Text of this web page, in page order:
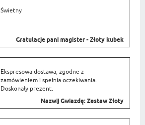
Świetny
Gratulacje pani magister - Złoty kubek
Ekspresowa dostawa, zgodne z
zamówieniem i spełnia oczekiwania.
Doskonały prezent.
Nazwij Gwiazdę: Zestaw Złoty